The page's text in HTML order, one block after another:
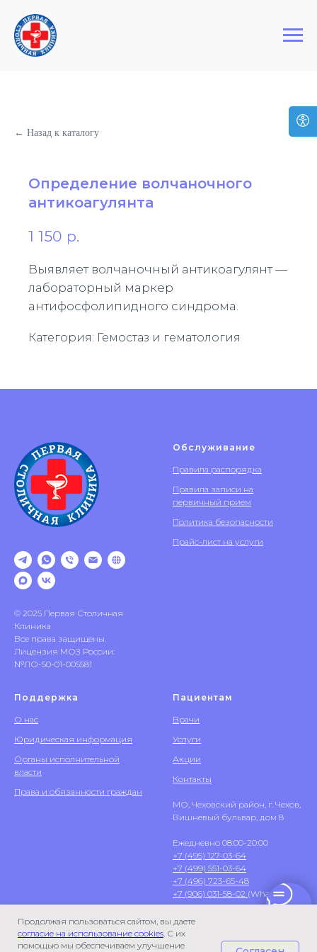
Первая Столичная Клиника
Продолжая пользоваться сайтом, вы даете
согласие на использование cookies. С их
помощью мы обеспечиваем улучшение
← Назад к каталогу
Определение волчаночного
антикоагулянта
1 150 р.
Выявляет волчаночный антикоагулянт —
лабораторный маркер
антифосфолипидного синдрома.
Категория: Гемостаз и гематология
© 2025 Первая Столичная
Клиника
Все права защищены.
Лицензия МОЗ России:
№ЛО-50-01-005581
Обслуживание
Правила распорядка
Правила записи на
первичный прием
Политика безопасности
Прайс-лист на услуги
Поддержка
О нас
Юридическая информация
Органы исполнительной
власти
Права и обязанности граждан
Пациентам
Врачи
Услуги
Акции
Контакты
МО, Чеховский район, г. Чехов,
Вишневый бульвар, дом 8
Ежедневно 08:00-20:00
+7 (495) 127-03-64
+7 (499) 551-03-64
+7 (496) 723-65-48
+7 (906) 031-58-02 (WhatsApp)